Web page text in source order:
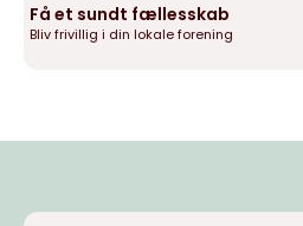
Få et sundt fællesskab
Bliv frivillig i din lokale forening